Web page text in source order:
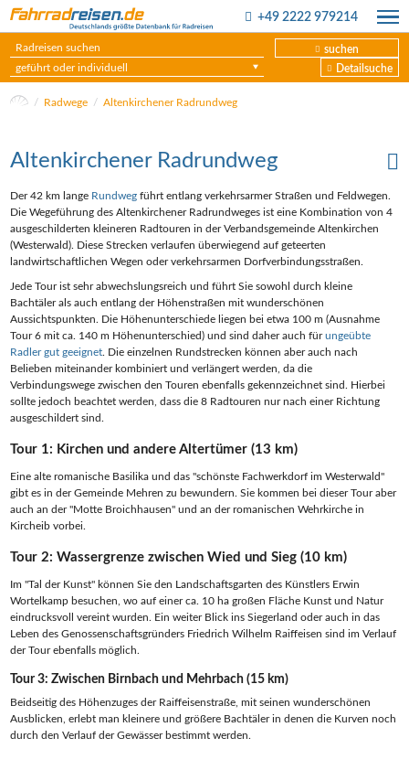
+49 2222 979214
suchen
geführt oder individuell
Detailsuche
Radwege Altenkirchener Radrundweg
Altenkirchener Radrundweg
Der 42 km lange Rundweg führt entlang verkehrsarmer Straßen und Feldwegen.
Die Wegeführung des Altenkirchener Radrundweges ist eine Kombination von 4
ausgeschilderten kleineren Radtouren in der Verbandsgemeinde Altenkirchen
(Westerwald). Diese Strecken verlaufen überwiegend auf geteerten
landwirtschaftlichen Wegen oder verkehrsarmen Dorfverbindungsstraßen.
Jede Tour ist sehr abwechslungsreich und führt Sie sowohl durch kleine
Bachtäler als auch entlang der Höhenstraßen mit wunderschönen
Aussichtspunkten. Die Höhenunterschiede liegen bei etwa 100 m (Ausnahme
Tour 6 mit ca. 140 m Höhenunterschied) und sind daher auch fürungeübte
Radler gut geeignet . Die einzelnen Rundstrecken können aber auch nach
Belieben miteinander kombiniert und verlängert werden, da die
Verbindungswege zwischen den Touren ebenfalls gekennzeichnet sind. Hierbei
sollte jedoch beachtet werden, dass die 8 Radtouren nur nach einer Richtung
ausgeschildert sind.
Tour 1: Kirchen und andere Altertümer (13 km)
Eine alte romanische Basilika und das "schönste Fachwerkdorf im Westerwald"
gibt es in der Gemeinde Mehren zu bewundern. Sie kommen bei dieser Tour aber
auch an der "Motte Broichhausen" und an der romanischen Wehrkirche in
Kircheib vorbei.
Tour 2: Wassergrenze zwischen Wied und Sieg (10 km)
Im "Tal der Kunst" können Sie den Landschaftsgarten des Künstlers Erwin
Wortelkamp besuchen, wo auf einer ca. 10 ha großen Fläche Kunst und Natur
eindrucksvoll vereint wurden. Ein weiter Blick ins Siegerland oder auch in das
Leben des Genossenschaftsgründers Friedrich Wilhelm Raiffeisen sind im Verlauf
der Tour ebenfalls möglich.
Tour 3: Zwischen Birnbach und Mehrbach (15 km)
Beidseitig des Höhenzuges der Raiffeisenstraße, mit seinen wunderschönen
Ausblicken, erlebt man kleinere und größere Bachtäler in denen die Kurven noch
durch den Verlauf der Gewässer bestimmt werden.